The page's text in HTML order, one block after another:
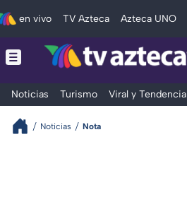
en vivo TV Azteca Azteca UNO
Noticias Turismo Viral y Tendencia
Noticias Nota